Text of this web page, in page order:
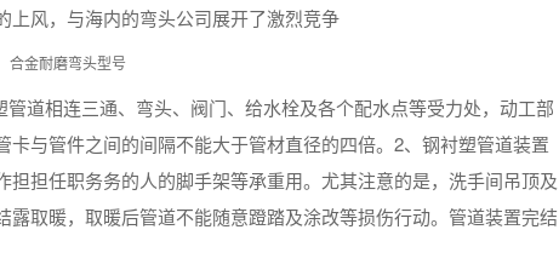
上风，与海内的弯头公司展开了激烈竞争
道相连三通、弯头、阀门、给水栓及各个配水点等受力处，动工部
与管件之间的间隔不能大于管材直径的四倍。2、钢衬塑管道装置
担任职务务的人的脚手架等承重用。尤其注意的是，洗手间吊顶及
取暖，取暖后管道不能随意蹬踏及涂改等损伤行动。管道装置完结